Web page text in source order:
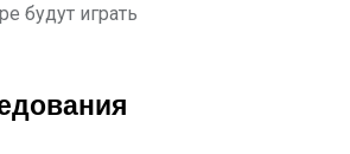
будут играть